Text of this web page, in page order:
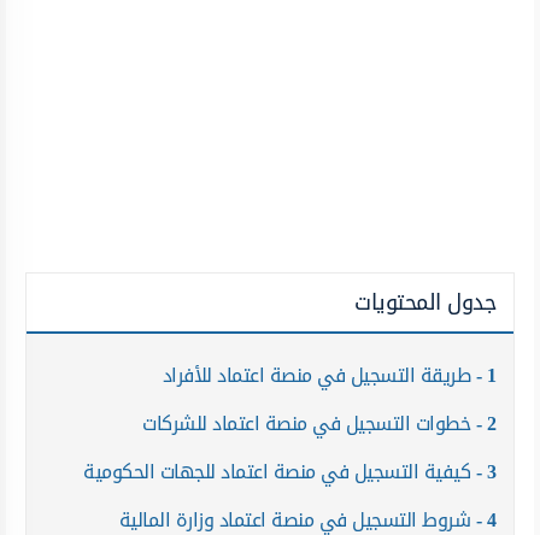
جدول المحتويات
1 طريقة التسجيل في منصة اعتماد للأفراد
2 خطوات التسجيل في منصة اعتماد للشركات
3 كيفية التسجيل في منصة اعتماد للجهات الحكومية
4 شروط التسجيل في منصة اعتماد وزارة المالية